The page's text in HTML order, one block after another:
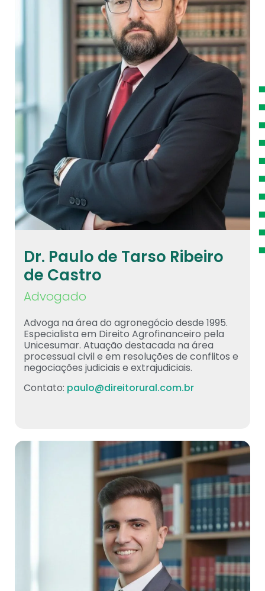
Dr. Paulo de Tarso Ribeiro
de Castro
Advogado
Advoga na área do agronegócio desde 1995.
Especialista em Direito Agrofinanceiro pela
Unicesumar. Atuação destacada na área
processual civil e em resoluções de conflitos e
negociações judiciais e extrajudiciais.
Contato: paulo@direitorural.com.br